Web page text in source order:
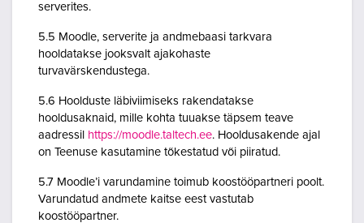
serverites.
5.5 Moodle, serverite ja andmebaasi tarkvara
hooldatakse jooksvalt ajakohaste
turvavärskendustega.
5.6 Hoolduste läbiviimiseks rakendatakse
hooldusaknaid, mille kohta tuuakse täpsem teave
aadressil https://moodle.taltech.ee. Hooldusakende ajal
on Teenuse kasutamine tõkestatud või piiratud.
5.7 Moodle’i varundamine toimub koostööpartneri poolt.
Varundatud andmete kaitse eest vastutab
koostööpartner.